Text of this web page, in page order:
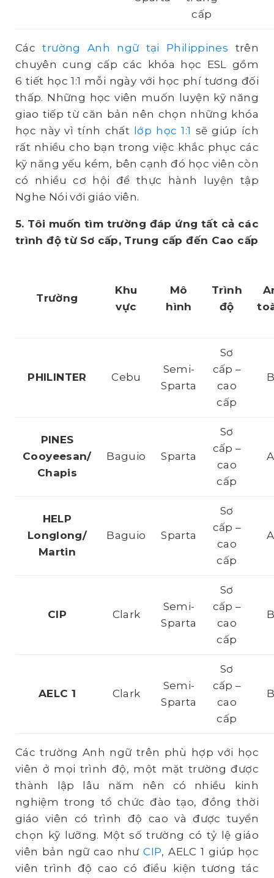
cấp
Cáctrường Anh ngữ tại Philippines trên
chuyên cung cấp các khóa học ESL gồm
6 tiết học 1:1 mỗi ngày với học phí tương đối
thấp. Những học viên muốn luyện kỹ năng
giao tiếp từ căn bản nên chọn những khóa
học này vì tính chất
lớp học 1:1 sẽ giúp ích
rất nhiều cho bạn trong việc khắc phục các
kỹ năng yếu kém, bên cạnh đó học viên còn
có nhiều cơ hội để thực hành luyện tập
Nghe Nói với giáo viên.
5. Tôi muốn tìm trường đáp ứng tất cả các
trình độ từ Sơ cấp, Trung cấp đến Cao cấp
Trường
Khu
vực
Mô
hình
Trình
độ
PHILINTER Cebu
Semi-
Sparta
Sơ
cấp –
cao
cấp
PINES
Cooyeesan/
Chapis
Baguio Sparta
Sơ
cấp –
cao
cấp
A
HELP
Longlong/
Martin
Baguio Sparta
Sơ
cấp –
cao
cấp
A
CIP Clark
Semi-
Sparta
Sơ
cấp –
cao
cấp
AELC 1 Clark
Semi-
Sparta
Sơ
cấp –
cao
cấp
Các trường Anh ngữ trên phù hợp với học
viên ở mọi trình độ, một mặt trường được
thành lập lâu năm nên có nhiều kinh
nghiệm trong tổ chức đào tạo, đồng thời
giáo viên có trình độ cao và được tuyển
chọn kỹ lưỡng. Một số trường có tỷ lệ giáo
viên bản ngữ cao nhưCIP, AELC 1 giúp học
viên trình độ cao có điều kiện tương tác